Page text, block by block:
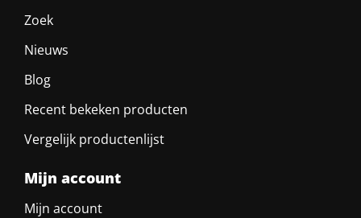
Zoek
Nieuws
Blog
Recent bekeken producten
Vergelijk productenlijst
Mijn account
Mijn account